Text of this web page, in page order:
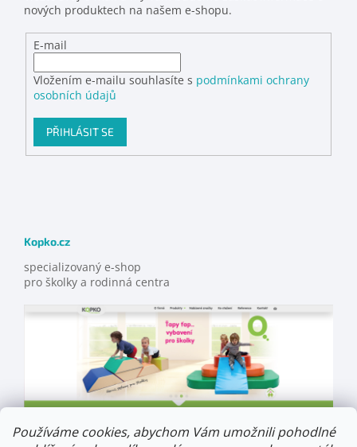
Používáme cookies, abychom Vám umožnili pohodlné
nových produktech na našem e-shopu.
E-mail
Vložením e-mailu souhlasíte s podmínkami ochrany
osobních údajů
PŘIHLÁSIT SE
Kopko.cz
specializovaný e-shop
pro školky a rodinná centra